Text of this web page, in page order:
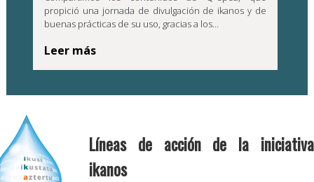
propició una jornada de divulgación de ikanos y de
buenas prácticas de su uso, gracias a los…
Leer más
Líneas de acción de la iniciativa
ikanos